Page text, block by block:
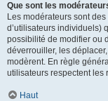
Que sont les
Les modérateurs sont
d’utilisateurs individuels)
possibilité de modifier ou
déverrouiller, les
modèrent. En règle
utilisateurs respectent les
Haut